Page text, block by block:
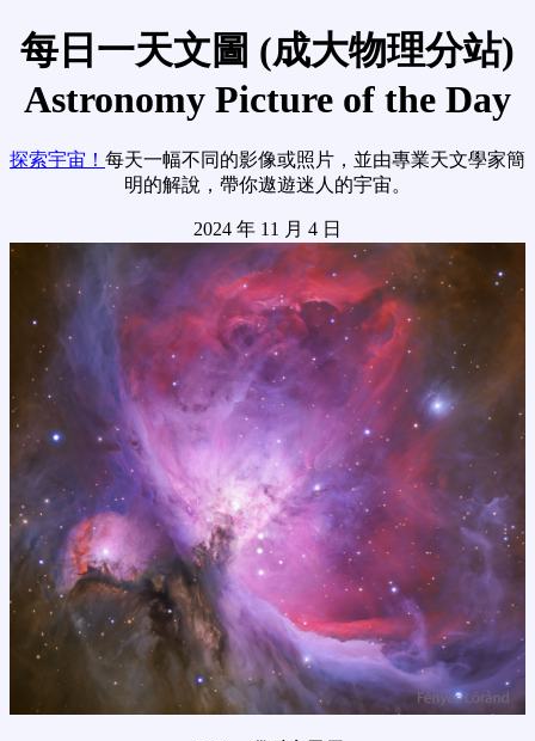
每日一天文圖 (成大物理分站)
Astronomy Picture of the Day
探索宇宙！ 每天一幅不同的影像或照片，並由專業天文學家簡
明的解說，帶你遨遊迷人的宇宙。
2024 年 11 月 4 日